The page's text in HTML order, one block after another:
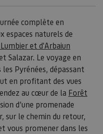
complète en
espaces naturels de
et d'Arbaiun
Salazar. Le voyage en
Pyrénées, dépassant
en profitant des vues
au cœur de la Forêt
d’une promenade
sur le chemin du retour,
vous promener dans les